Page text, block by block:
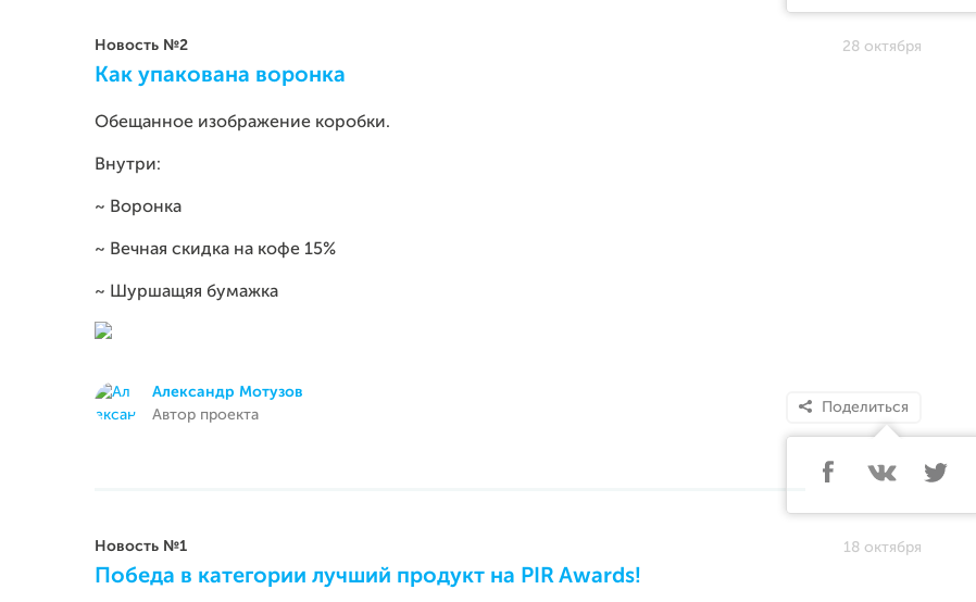
Новость №2 28 октября
Как упакована воронка
Обещанное изображение коробки.
Внутри:
~ Воронка
~ Вечная скидка на кофе 15%
~ Шуршащяя бумажка
Александр Мотузов
Автор проекта
Поделиться
Новость №1 18 октября
Победа в категории лучший продукт на PIR Awards!